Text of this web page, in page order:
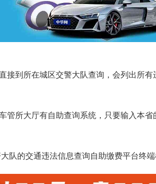
接到所在城区交警大队查询，会列出所有
管所大厅有自助查询系统，只要输入本省
队的交通违法信息查询自助缴费平台终端